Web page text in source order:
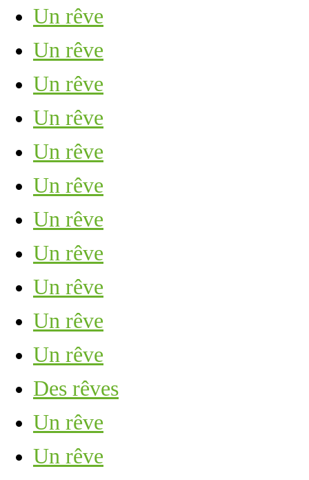
Un rêve
Un rêve
Un rêve
Un rêve
Un rêve
Un rêve
Un rêve
Un rêve
Un rêve
Un rêve
Un rêve
Des rêves
Un rêve
Un rêve